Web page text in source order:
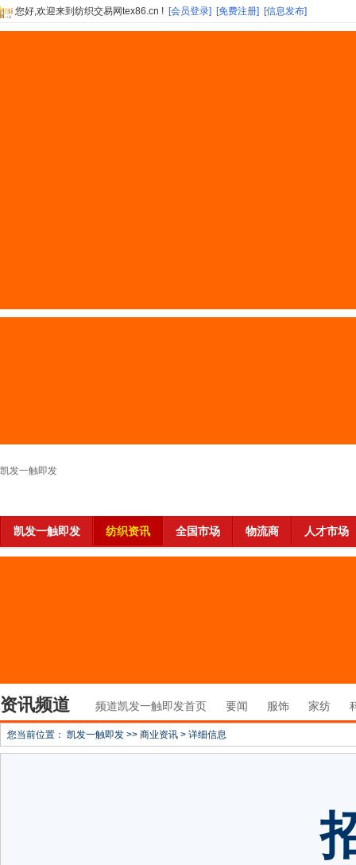
您好,欢迎来到纺织交易网tex86.cn ! [会员登录] [免费注册] [信息发布]
凯发一触即发
凯发一触即发 纺织资讯 全国市场 物流商 人才市场
资讯频道 频道凯发一触即发首页 要闻 服饰 家纺
您当前位置： 凯发一触即发 >> 商业资讯 > 详细信息